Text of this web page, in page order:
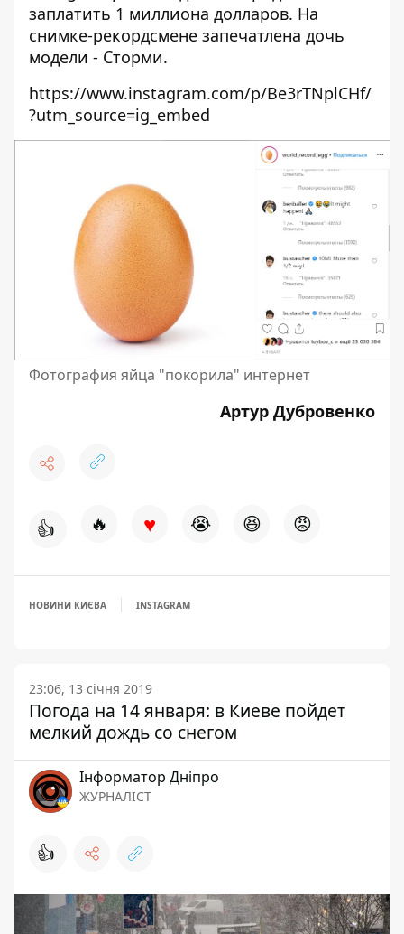
заплатить 1 миллиона долларов. На
снимке-рекордсмене запечатлена дочь
модели - Сторми.
https://www.instagram.com/p/Be3rTNplCHf/
?utm_source=ig_embed
Фотография яйца "покорила" интернет
Артур Дубровенко
👍 🔥 ♥ 😭 😆 😡
НОВИНИ КИЄВА INSTAGRAM
23:06, 13 січня 2019
Погода на 14 января: в Киеве пойдет
мелкий дождь со снегом
Інформатор Дніпро
ЖУРНАЛІСТ
👍